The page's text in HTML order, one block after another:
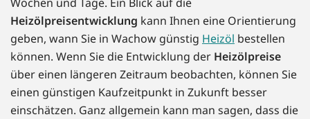
Heizölpreisentwicklung kann Ihnen eine Orientierung
geben, wann Sie in Wachow günstig Heizöl bestellen
können. Wenn Sie die Entwicklung der Heizölpreise
über einen längeren Zeitraum beobachten, können Sie
einen günstigen Kaufzeitpunkt in Zukunft besser
einschätzen. Ganz allgemein kann man sagen, dass die